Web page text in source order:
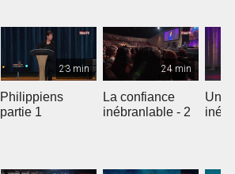
23 min
Philippiens
partie 1
24 min
La confiance
inébranlable - 2
Une